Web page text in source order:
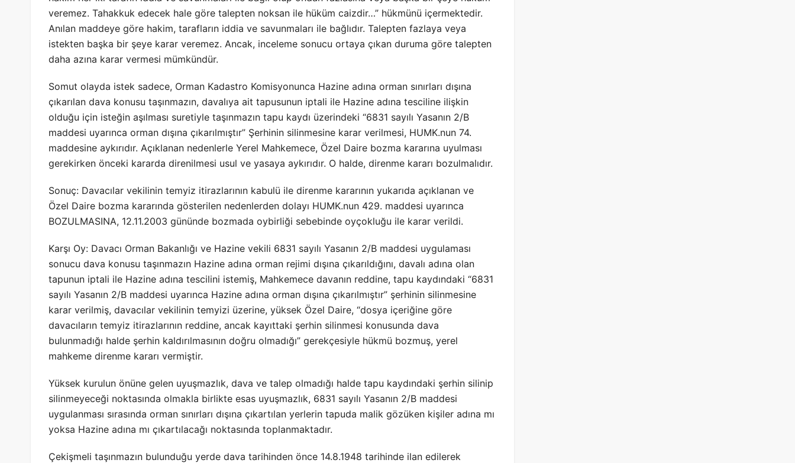
veremez. Tahakkuk edecek hale göre talepten noksan ile hüküm caizdir…” hükmünü içermektedir.
Anılan maddeye göre hakim, tarafların iddia ve savunmaları ile bağlıdır. Talepten fazlaya veya
istekten başka bir şeye karar veremez. Ancak, inceleme sonucu ortaya çıkan duruma göre talepten
daha azına karar vermesi mümkündür.
Somut olayda istek sadece, Orman Kadastro Komisyonunca Hazine adına orman sınırları dışına
çıkarılan dava konusu taşınmazın, davalıya ait tapusunun iptali ile Hazine adına tesciline ilişkin
olduğu için isteğin aşılması suretiyle taşınmazın tapu kaydı üzerindeki “6831 sayılı Yasanın 2/B
maddesi uyarınca orman dışına çıkarılmıştır” Şerhinin silinmesine karar verilmesi, HUMK.nun 74.
maddesine aykırıdır. Açıklanan nedenlerle Yerel Mahkemece, Özel Daire bozma kararına uyulması
gerekirken önceki kararda direnilmesi usul ve yasaya aykırıdır. O halde, direnme kararı bozulmalıdır.
Sonuç: Davacılar vekilinin temyiz itirazlarının kabulü ile direnme kararının yukarıda açıklanan ve
Özel Daire bozma kararında gösterilen nedenlerden dolayı HUMK.nun 429. maddesi uyarınca
BOZULMASINA, 12.11.2003 gününde bozmada oybirliği sebebinde oyçokluğu ile karar verildi.
Karşı Oy: Davacı Orman Bakanlığı ve Hazine vekili 6831 sayılı Yasanın 2/B maddesi uygulaması
sonucu dava konusu taşınmazın Hazine adına orman rejimi dışına çıkarıldığını, davalı adına olan
tapunun iptali ile Hazine adına tescilini istemiş, Mahkemece davanın reddine, tapu kaydındaki “6831
sayılı Yasanın 2/B maddesi uyarınca Hazine adına orman dışına çıkarılmıştır” şerhinin silinmesine
karar verilmiş, davacılar vekilinin temyizi üzerine, yüksek Özel Daire, “dosya içeriğine göre
davacıların temyiz itirazlarının reddine, ancak kayıttaki şerhin silinmesi konusunda dava
bulunmadığı halde şerhin kaldırılmasının doğru olmadığı” gerekçesiyle hükmü bozmuş, yerel
mahkeme direnme kararı vermiştir.
Yüksek kurulun önüne gelen uyuşmazlık, dava ve talep olmadığı halde tapu kaydındaki şerhin silinip
silinmeyeceği noktasında olmakla birlikte esas uyuşmazlık, 6831 sayılı Yasanın 2/B maddesi
uygulanması sırasında orman sınırları dışına çıkartılan yerlerin tapuda malik gözüken kişiler adına mı
yoksa Hazine adına mı çıkartılacağı noktasında toplanmaktadır.
Çekişmeli taşınmazın bulunduğu yerde dava tarihinden önce 14.8.1948 tarihinde ilan edilerek